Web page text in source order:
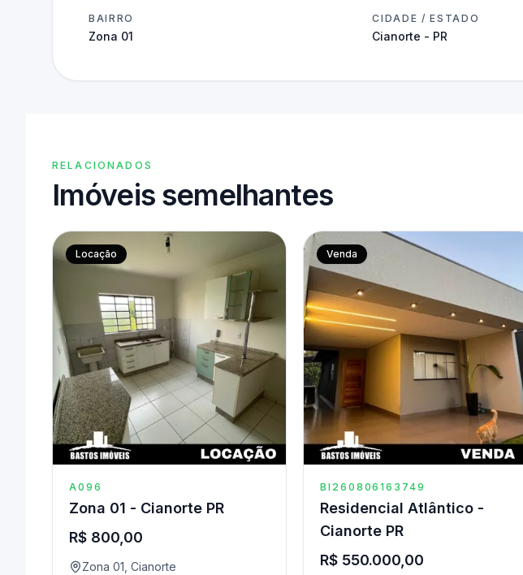
BAIRRO
Zona 01
CIDADE / ESTADO
Cianorte - PR
RELACIONADOS
Imóveis semelhantes
Locação
A096
Zona 01 - Cianorte PR
R$ 800,00
Zona 01, Cianorte
Venda
BI260806163749
Residencial Atlântico -
Cianorte PR
R$ 550.000,00